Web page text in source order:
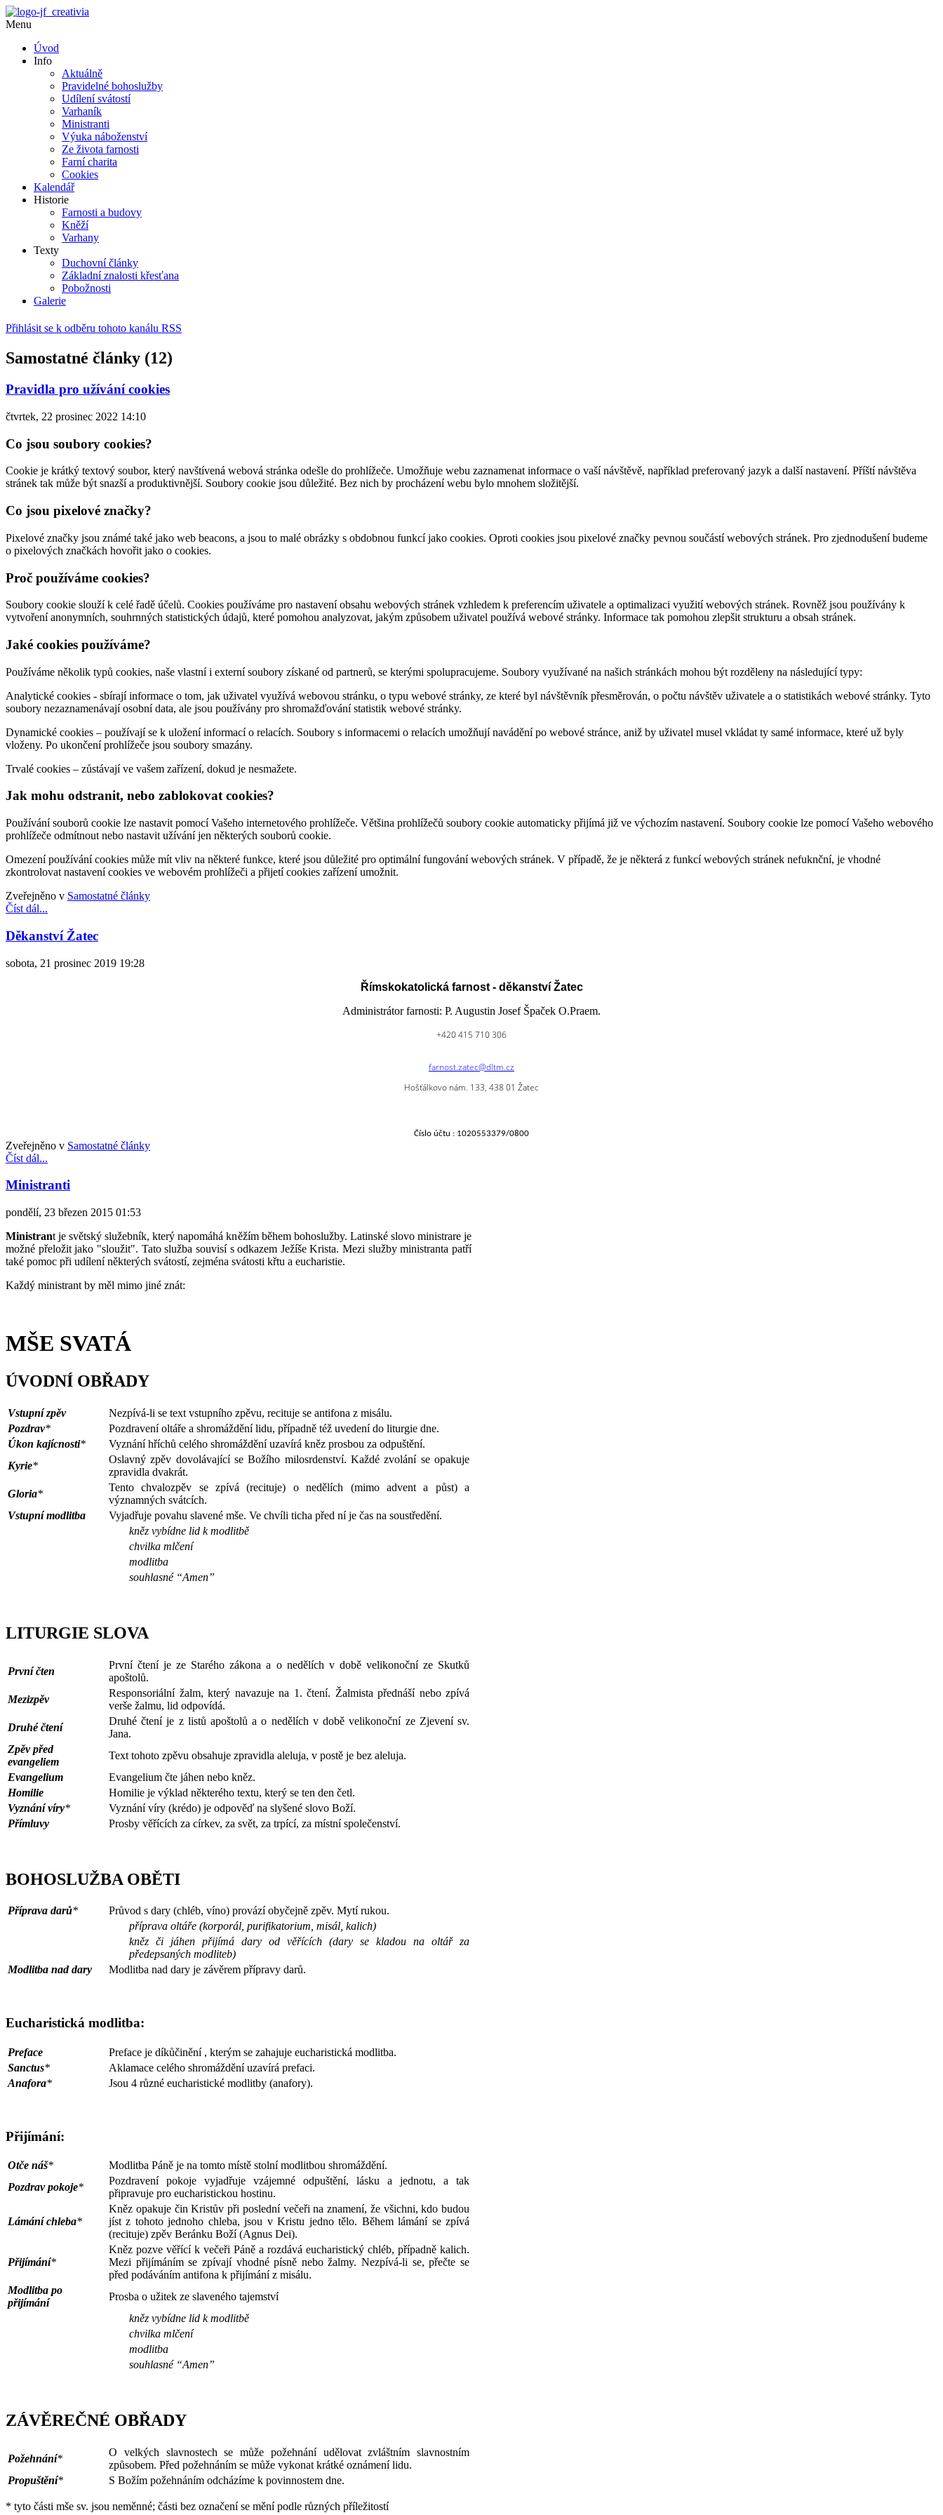
Menu
Úvod
Info
Aktuálně
Pravidelné bohoslužby
Udílení svátostí
Varhaník
Ministranti
Výuka náboženství
Ze života farnosti
Farní charita
Cookies
Kalendář
Historie
Farnosti a budovy
Kněží
Varhany
Texty
Duchovní články
Základní znalosti křesťana
Pobožnosti
Galerie
Přihlásit se k odběru tohoto kanálu RSS
Samostatné články (12)
Pravidla pro užívání cookies
čtvrtek, 22 prosinec 2022 14:10
Co jsou soubory cookies?
Cookie je krátký textový soubor, který navštívená webová stránka odešle do prohlížeče. Umožňuje webu zaznamenat informace o vaší návštěvě, například preferovaný jazyk a další nastavení. Příští návštěva
stránek tak může být snazší a produktivnější. Soubory cookie jsou důležité. Bez nich by procházení webu bylo mnohem složitější.
Co jsou pixelové značky?
Pixelové značky jsou známé také jako web beacons, a jsou to malé obrázky s obdobnou funkcí jako cookies. Oproti cookies jsou pixelové značky pevnou součástí webových stránek. Pro zjednodušení budeme
o pixelových značkách hovořit jako o cookies.
Proč používáme cookies?
Soubory cookie slouží k celé řadě účelů. Cookies používáme pro nastavení obsahu webových stránek vzhledem k preferencím uživatele a optimalizaci využití webových stránek. Rovněž jsou používány k
vytvoření anonymních, souhrnných statistických údajů, které pomohou analyzovat, jakým způsobem uživatel používá webové stránky. Informace tak pomohou zlepšit strukturu a obsah stránek.
Jaké cookies používáme?
Používáme několik typů cookies, naše vlastní i externí soubory získané od partnerů, se kterými spolupracujeme. Soubory využívané na našich stránkách mohou být rozděleny na následující typy:
Analytické cookies - sbírají informace o tom, jak uživatel využívá webovou stránku, o typu webové stránky, ze které byl návštěvník přesměrován, o počtu návštěv uživatele a o statistikách webové stránky. Tyto
soubory nezaznamenávají osobní data, ale jsou používány pro shromažďování statistik webové stránky.
Dynamické cookies – používají se k uložení informací o relacích. Soubory s informacemi o relacích umožňují navádění po webové stránce, aniž by uživatel musel vkládat ty samé informace, které už byly
vloženy. Po ukončení prohlížeče jsou soubory smazány.
Trvalé cookies – zůstávají ve vašem zařízení, dokud je nesmažete.
Jak mohu odstranit, nebo zablokovat cookies?
Používání souborů cookie lze nastavit pomocí Vašeho internetového prohlížeče. Většina prohlížečů soubory cookie automaticky přijímá již ve výchozím nastavení. Soubory cookie lze pomocí Vašeho webového
prohlížeče odmítnout nebo nastavit užívání jen některých souborů cookie.
Omezení používání cookies může mít vliv na některé funkce, které jsou důležité pro optimální fungování webových stránek. V případě, že je některá z funkcí webových stránek nefuknční, je vhodné
zkontrolovat nastavení cookies ve webovém prohlížeči a přijetí cookies zařízení umožnit.
Zveřejněno v Samostatné články
Číst dál...
Děkanství Žatec
sobota, 21 prosinec 2019 19:28
Římskokatolická farnost - děkanství Žatec
Administrátor farnosti: P. Augustin Josef Špaček O.Praem.
+420 415 710 306
farnost.zatec@dltm.cz
Hošťálkovo nám. 133, 438 01 Žatec
Číslo účtu : 1020553379/0800
Zveřejněno v Samostatné články
Číst dál...
Ministranti
pondělí, 23 březen 2015 01:53
Ministrant je světský služebník, který napomáhá kněžím během bohoslužby. Latinské slovo ministrare je
možné přeložit jako "sloužit". Tato služba souvisí s odkazem Ježíše Krista. Mezi služby ministranta patří
také pomoc při udílení některých svátostí, zejména svátosti křtu a eucharistie.
Každý ministrant by měl mimo jiné znát:
MŠE SVATÁ
ÚVODNÍ OBŘADY
Vstupní zpěv
Nezpívá-li se text vstupního zpěvu, recituje se antifona z misálu.
Pozdrav*
Pozdravení oltáře a shromáždění lidu, případně též uvedení do liturgie dne.
Úkon kajícnosti*
Vyznání hříchů celého shromáždění uzavírá kněz prosbou za odpuštění.
Kyrie*
Oslavný zpěv dovolávající se Božího milosrdenství. Každé zvolání se opakuje
zpravidla dvakrát.
Gloria*
Tento chvalozpěv se zpívá (recituje) o nedělích (mimo advent a půst) a
významných svátcích.
Vstupní modlitba
Vyjadřuje povahu slavené mše. Ve chvíli ticha před ní je čas na soustředění.
kněz vybídne lid k modlitbě
chvilka mlčení
modlitba
souhlasné “Amen”
LITURGIE SLOVA
První čten
První čtení je ze Starého zákona a o nedělích v době velikonoční ze Skutků
apoštolů.
Mezizpěv
Responsoriální žalm, který navazuje na 1. čtení. Žalmista přednáší nebo zpívá
verše žalmu, lid odpovídá.
Druhé čtení
Druhé čtení je z listů apoštolů a o nedělích v době velikonoční ze Zjevení sv.
Jana.
Zpěv před
evangeliem
Text tohoto zpěvu obsahuje zpravidla aleluja, v postě je bez aleluja.
Evangelium
Evangelium čte jáhen nebo kněz.
Homilie
Homilie je výklad některého textu, který se ten den četl.
Vyznání víry*
Vyznání víry (krédo) je odpověď na slyšené slovo Boží.
Přímluvy
Prosby věřících za církev, za svět, za trpící, za místní společenství.
BOHOSLUŽBA OBĚTI
Příprava darů*
Průvod s dary (chléb, víno) provází obyčejně zpěv. Mytí rukou.
příprava oltáře (korporál, purifikatorium, misál, kalich)
kněz či jáhen přijímá dary od věřících (dary se kladou na oltář za
předepsaných modliteb)
Modlitba nad dary
Modlitba nad dary je závěrem přípravy darů.
Eucharistická modlitba:
Preface
Preface je díkůčinění , kterým se zahajuje eucharistická modlitba.
Sanctus*
Aklamace celého shromáždění uzavírá prefaci.
Anafora* Jsou 4 různé eucharistické modlitby (anafory).
Přijímání:
Otče náš*
Modlitba Páně je na tomto místě stolní modlitbou shromáždění.
Pozdrav pokoje*
Pozdravení pokoje vyjadřuje vzájemné odpuštění, lásku a jednotu, a tak
připravuje pro eucharistickou hostinu.
Lámání chleba*
Kněz opakuje čin Kristův při poslední večeři na znamení, že všichni, kdo budou
jíst z tohoto jednoho chleba, jsou v Kristu jedno tělo. Během lámání se zpívá
(recituje) zpěv Beránku Boží (Agnus Dei).
Přijímání*
Kněz pozve věřící k večeři Páně a rozdává eucharistický chléb, případně kalich.
Mezi přijímáním se zpívají vhodné písně nebo žalmy. Nezpívá-li se, přečte se
před podáváním antifona k přijímání z misálu.
Modlitba po
přijímání
Prosba o užitek ze slaveného tajemství
kněz vybídne lid k modlitbě
chvilka mlčení
modlitba
souhlasné “Amen”
ZÁVĚREČNÉ OBŘADY
Požehnání*
O velkých slavnostech se může požehnání udělovat zvláštním slavnostním
způsobem. Před požehnáním se může vykonat krátké oznámení lidu.
Propuštění* S Božím požehnáním odcházíme k povinnostem dne.
* tyto části mše sv. jsou neměnné; části bez označení se mění podle různých příležitostí